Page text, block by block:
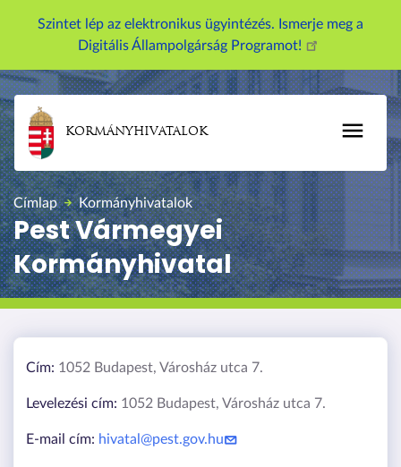
Szintet lép az elektronikus ügyintézés. Ismerje meg a
Digitális Állampolgárság Programot!
KORMÁNYHIVATALOK
Címlap Kormányhivatalok
Pest Vármegyei
Kormányhivatal
Cím: 1052 Budapest, Városház utca 7.
Levelezési cím: 1052 Budapest, Városház utca 7.
E-mail cím: hivatal@pest.gov.hu